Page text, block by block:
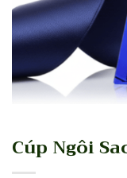
Cúp Ngôi